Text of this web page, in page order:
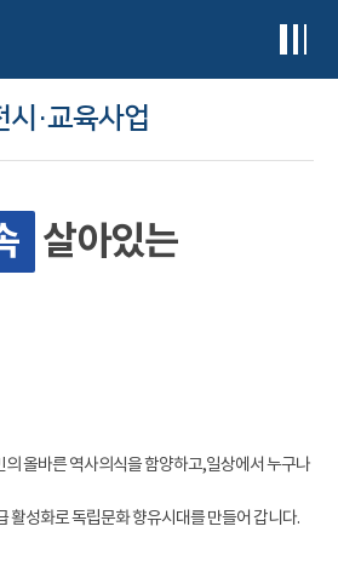
시·교육사업
살아있는
의 올바른 역사의식을 함양하고,일상에서 누구나
활성화로 독립문화 향유시대를 만들어 갑니다.